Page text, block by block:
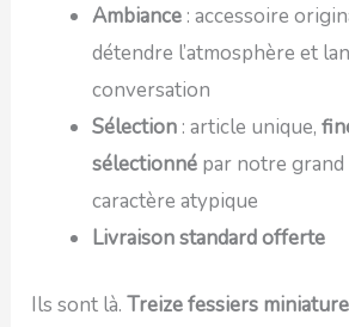
Ambiance : accessoire
détendre l’atmosphère et
conversation
Sélection : article unique,
sélectionné par notre
caractère atypique
Livraison standard offerte
Ils sont là.Treize fessiers